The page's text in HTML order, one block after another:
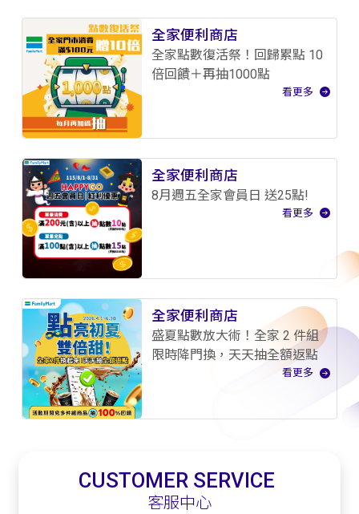
全家便利商店
全家點數復活祭！回歸累點 10
倍回饋＋再抽1000點
看更多
全家便利商店
8月週五全家會員日 送25點!
看更多
全家便利商店
盛夏點數放大術！全家 2 件組
限時降門換，天天抽全額返點
看更多
CUSTOMER SERVICE
客服中心